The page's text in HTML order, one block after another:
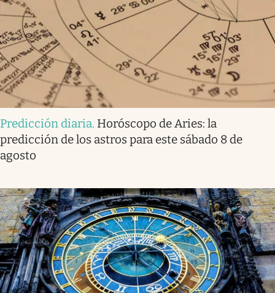
Predicción diaria. Horóscopo de Aries: la
predicción de los astros para este sábado 8 de
agosto